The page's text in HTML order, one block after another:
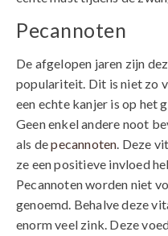
Pecannoten
De afgelopen jaren zijn
populariteit. Dit is niet zo
een echte kanjer is op het
Geen enkel andere noot
als depecannoten. Deze
ze een positieve invloed
Pecannoten worden niet
genoemd. Behalve deze
enorm veel zink. Deze